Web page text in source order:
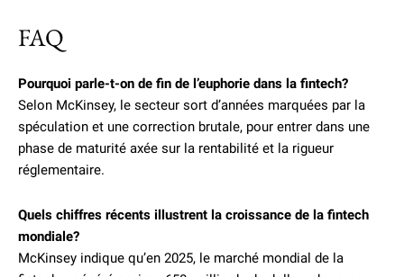
FAQ
Pourquoi parle-t-on de fin de l’euphorie dans la fintech?
Selon McKinsey, le secteur sort d’années marquées par la
spéculation et une correction brutale, pour entrer dans une
phase de maturité axée sur la rentabilité et la rigueur
réglementaire.
Quels chiffres récents illustrent la croissance de la fintech
mondiale?
McKinsey indique qu’en 2025, le marché mondial de la